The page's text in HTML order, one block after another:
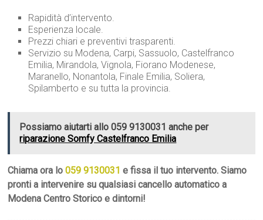
Rapidità d’intervento.
Esperienza locale.
Prezzi chiari e preventivi trasparenti.
Servizio su Modena, Carpi, Sassuolo, Castelfranco
Emilia, Mirandola, Vignola, Fiorano Modenese,
Maranello, Nonantola, Finale Emilia, Soliera,
Spilamberto e su tutta la provincia.
Possiamo aiutarti allo 059 9130031 anche per
riparazione Somfy Castelfranco Emilia
Chiama ora lo059 9130031 e fissa il tuo intervento. Siamo
pronti a intervenire su qualsiasi cancello automatico a
Modena Centro Storico e dintorni!